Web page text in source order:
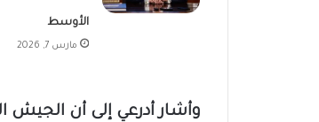
الأوسط
مارس 7, 2026
وأشار أدرعي إلى أن الجيش